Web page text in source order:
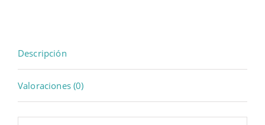
Descripción
Valoraciones (0)